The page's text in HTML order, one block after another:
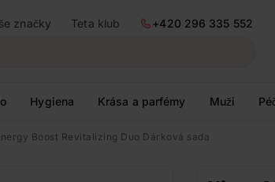
značky Teta klub
+420 296 335 552
Hygiena Krása a parfémy Muži
Boost Revitalizing Duo Dárková sada